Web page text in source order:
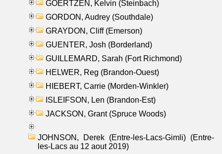
GOERTZEN, Kelvin (Steinbach)
GORDON, Audrey (Southdale)
GRAYDON, Cliff (Emerson)
GUENTER, Josh (Borderland)
GUILLEMARD, Sarah (Fort Richmond)
HELWER, Reg (Brandon-Ouest)
HIEBERT, Carrie (Morden-Winkler)
ISLEIFSON, Len (Brandon-Est)
JACKSON, Grant (Spruce Woods)
JOHNSON, Derek (Entre-les-Lacs-Gimli) (Entre-
les-Lacs au 12 aout 2019)